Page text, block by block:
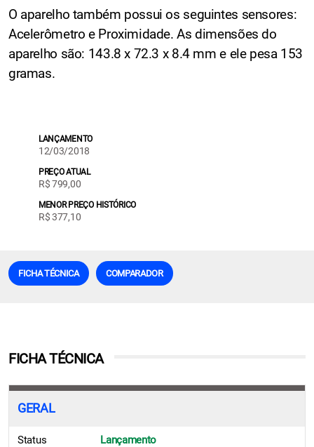
LANÇAMENTO
12/03/2018
PREÇO ATUAL
R$ 799,00
MENOR PREÇO HISTÓRICO
R$ 377,10
O aparelho também possui os seguintes sensores:
Acelerômetro e Proximidade. As dimensões do
aparelho são: 143.8 x 72.3 x 8.4 mm e ele pesa 153
gramas.
FICHA TÉCNICA COMPARADOR
FICHA TÉCNICA
GERAL
Status Lançamento